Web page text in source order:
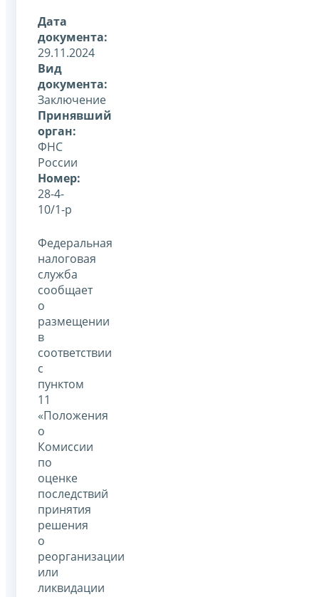
Дата
документа:
29.11.2024
Вид
документа:
Заключение
Принявший
орган:
ФНС
России
Номер:
28-4-
10/1-р
Федеральная
налоговая
служба
сообщает
о
размещении
в
соответствии
с
пунктом
11
«Положения
о
Комиссии
по
оценке
последствий
принятия
решения
о
реорганизации
или
ликвидации